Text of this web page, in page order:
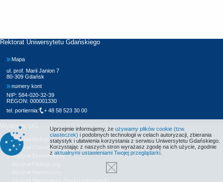
Rektorat Uniwersytetu Gdańskiego
Mapa
ul. prof. Marii Janion 7
80-309 Gdańsk
numery kont
NIP: 584-020-32-39
REGON: 000001330
tel. portiernia:
+ 48 58 523 30 00
Wydziały UG
Wydział Biologii
Wydział Chemii
Wydział Ekonomiczny
Uprzejmie informujemy, że używamy plików cookie (tzw.
ciasteczek) i podobnych technologii w celach autoryzacji, zbierania
statystyk i ułatwienia korzystania z serwisu Uniwersytetu Gdańskiego.
Korzystając z naszych stron wyrażasz zgodę na ich użycie, zgodnie
z aktualnymi ustawieniami Twojej przeglądarki